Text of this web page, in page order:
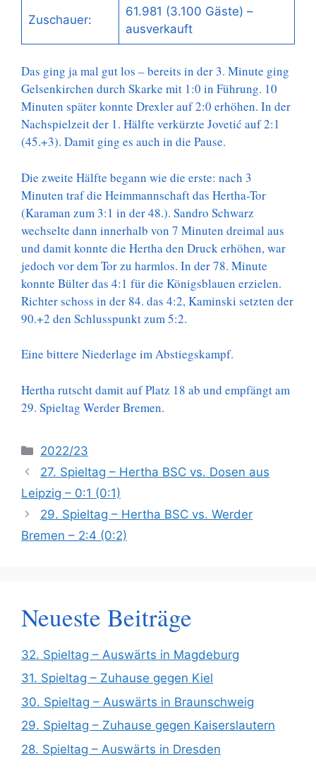
Zuschauer:
61.981 (3.100 Gäste) –
ausverkauft
Das ging ja mal gut los – bereits in der 3. Minute ging
Gelsenkirchen durch Skarke mit 1:0 in Führung. 10
Minuten später konnte Drexler auf 2:0 erhöhen. In der
Nachspielzeit der 1. Hälfte verkürzte Jovetić auf 2:1
(45.+3). Damit ging es auch in die Pause.
Die zweite Hälfte begann wie die erste: nach 3
Minuten traf die Heimmannschaft das Hertha-Tor
(Karaman zum 3:1 in der 48.). Sandro Schwarz
wechselte dann innerhalb von 7 Minuten dreimal aus
und damit konnte die Hertha den Druck erhöhen, war
jedoch vor dem Tor zu harmlos. In der 78. Minute
konnte Bülter das 4:1 für die Königsblauen erzielen.
Richter schoss in der 84. das 4:2, Kaminski setzten der
90.+2 den Schlusspunkt zum 5:2.
Eine bittere Niederlage im Abstiegskampf.
Hertha rutscht damit auf Platz 18 ab und empfängt am
29. Spieltag Werder Bremen.
Kategorien
2022/23
27. Spieltag – Hertha BSC vs. Dosen aus
Leipzig – 0:1 (0:1)
29. Spieltag – Hertha BSC vs. Werder
Bremen – 2:4 (0:2)
Neueste Beiträge
32. Spieltag – Auswärts in Magdeburg
31. Spieltag – Zuhause gegen Kiel
30. Spieltag – Auswärts in Braunschweig
29. Spieltag – Zuhause gegen Kaiserslautern
28. Spieltag – Auswärts in Dresden